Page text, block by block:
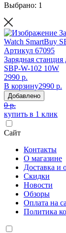
Выбрано: 1
Артикул 67095
Зарядная
SBP-W-102 10W
2990 р.
В корзину2990 р.
Добавлено
0 р.
купить в 1 клик
Сайт
Контакты
О магазине
Доставка и
Скидки
Новости
Обзоры
Оплата на
Политика